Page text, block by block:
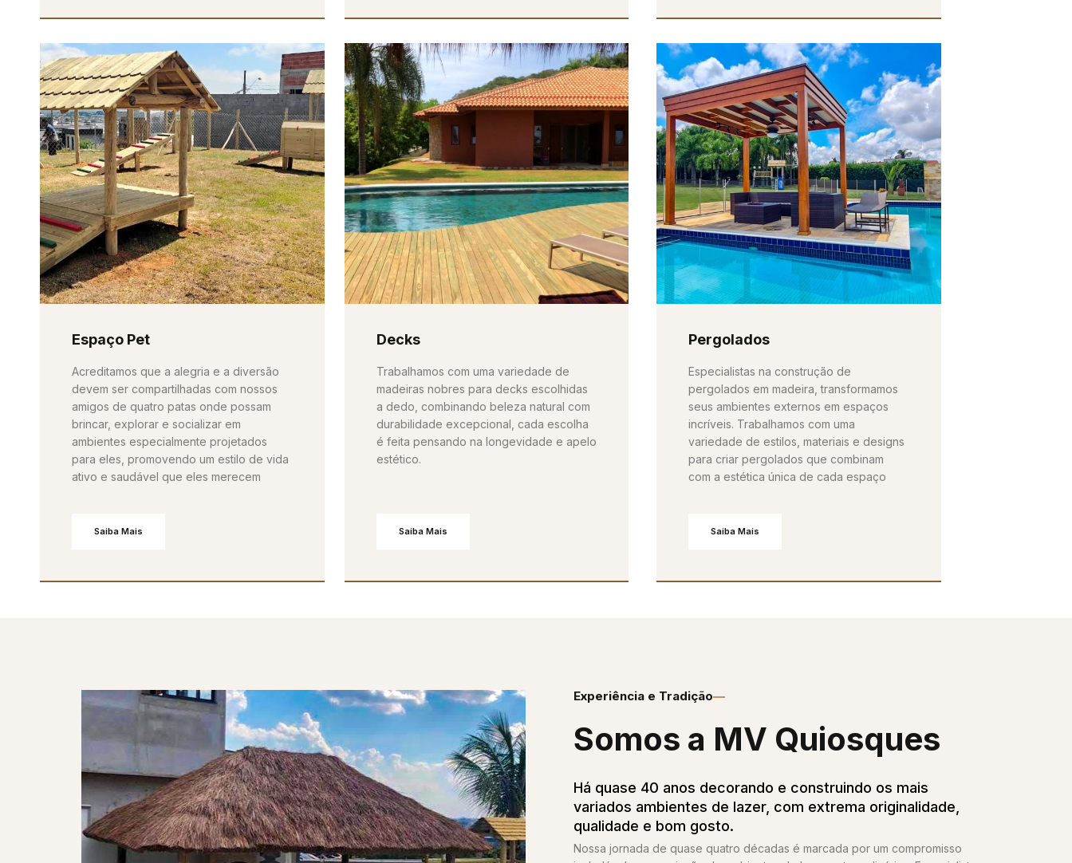
Espaço Pet
Acreditamos que a alegria e a diversão
devem ser compartilhadas com nossos
amigos de quatro patas onde possam
brincar, explorar e socializar em
ambientes especialmente projetados
para eles, promovendo um estilo de vida
ativo e saudável que eles merecem
Saiba Mais
Decks
Trabalhamos com uma variedade de
madeiras nobres para decks escolhidas
a dedo, combinando beleza natural com
durabilidade excepcional, cada escolha
é feita pensando na longevidade e apelo
estético.
Saiba Mais
Pergolados
Especialistas na construção de
pergolados em madeira, transformamos
seus ambientes externos em espaços
incríveis. Trabalhamos com uma
variedade de estilos, materiais e designs
para criar pergolados que combinam
com a estética única de cada espaço
Saiba Mais
Experiência e Tradição
Somos a MV Quiosques​
Há quase 40 anos decorando e construindo os mais
variados ambientes de lazer, com extrema originalidade,
qualidade e bom gosto.
Nossa jornada de quase quatro décadas é marcada por um compromisso